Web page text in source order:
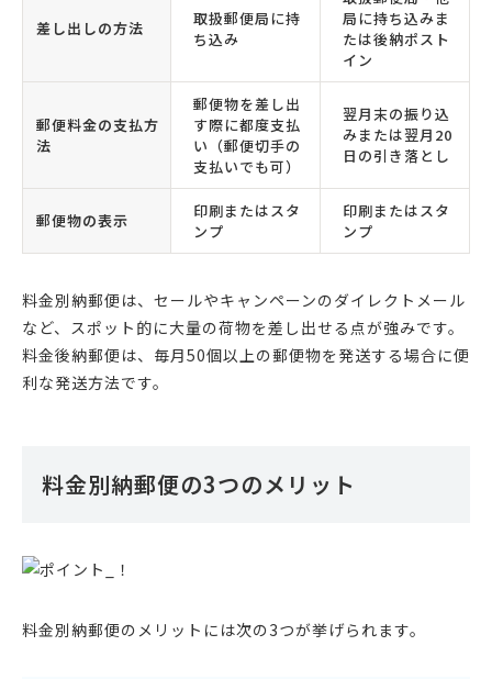
差し出しの方法
取扱郵便局に持
ち込み
局に持ち込みま
たは後納ポスト
イン
郵便料金の支払方
法
郵便物を差し出
す際に都度支払
い（郵便切手の
支払いでも可）
翌月末の振り込
みまたは翌月20
日の引き落とし
郵便物の表示
印刷またはスタ
ンプ
印刷またはスタ
ンプ
料金別納郵便は、セールやキャンペーンのダイレクトメール
など、スポット的に大量の荷物を差し出せる点が強みです。
料金後納郵便は、毎月50個以上の郵便物を発送する場合に便
利な発送方法です。
料金別納郵便の3つのメリット
料金別納郵便のメリットには次の3つが挙げられます。